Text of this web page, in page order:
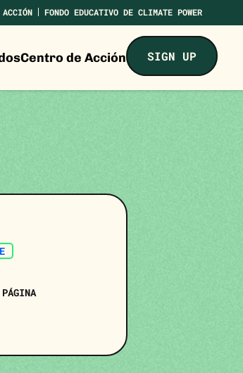
Centro de Acción SIGN UP
FONDO EDUCATIVO DE CLIMATE POWER